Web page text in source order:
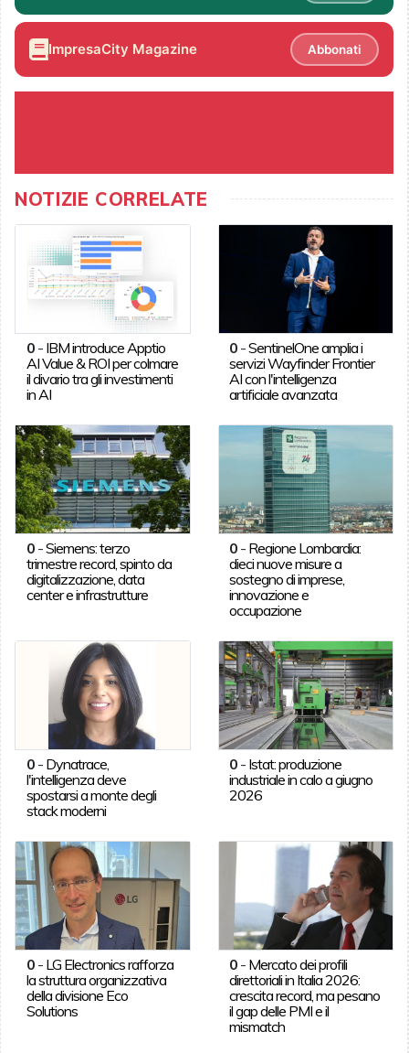
ImpresaCity Magazine Abbonati
NOTIZIE CORRELATE
0- IBM introduce Apptio
AI Value & ROI per colmare
il divario tra gli investimenti
in AI
0 -SentinelOne amplia i
servizi Wayfinder Frontier
AI con l'intelligenza
artificiale avanzata
0-Siemens: terzo
trimestre record, spinto da
digitalizzazione, data
center e infrastrutture
0 - Regione Lombardia:
dieci nuove misure a
sostegno di imprese,
innovazione e
occupazione
0- Dynatrace,
l'intelligenza deve
spostarsi a monte degli
stack moderni
0 - Istat: produzione
industriale in calo a giugno
2026
0- LG Electronics rafforza
la struttura organizzativa
della divisione Eco
Solutions
0 - Mercato dei profili
direttoriali in Italia 2026:
crescita record, ma pesano
il gap delle PMI e il
mismatch